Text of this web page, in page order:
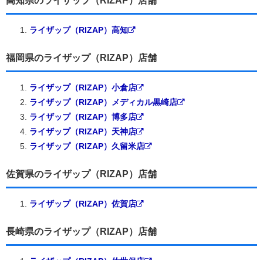
ライザップ（RIZAP）高知
福岡県のライザップ（RIZAP）店舗
ライザップ（RIZAP）小倉店
ライザップ（RIZAP）メディカル黒崎店
ライザップ（RIZAP）博多店
ライザップ（RIZAP）天神店
ライザップ（RIZAP）久留米店
佐賀県のライザップ（RIZAP）店舗
ライザップ（RIZAP）佐賀店
長崎県のライザップ（RIZAP）店舗